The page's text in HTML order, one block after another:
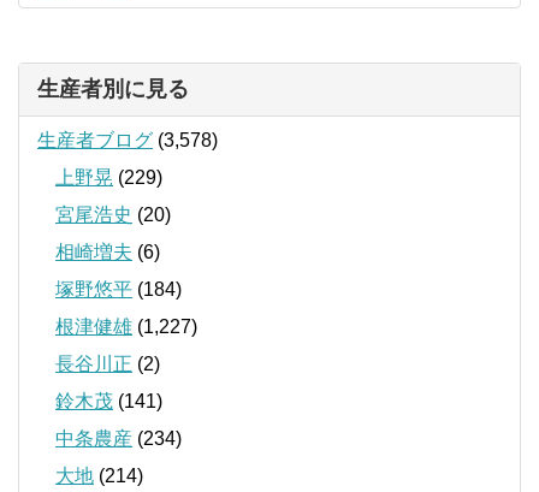
生産者別に見る
生産者ブログ (3,578)
上野晃 (229)
宮尾浩史 (20)
相崎増夫 (6)
塚野悠平 (184)
根津健雄 (1,227)
長谷川正 (2)
鈴木茂 (141)
中条農産 (234)
大地 (214)